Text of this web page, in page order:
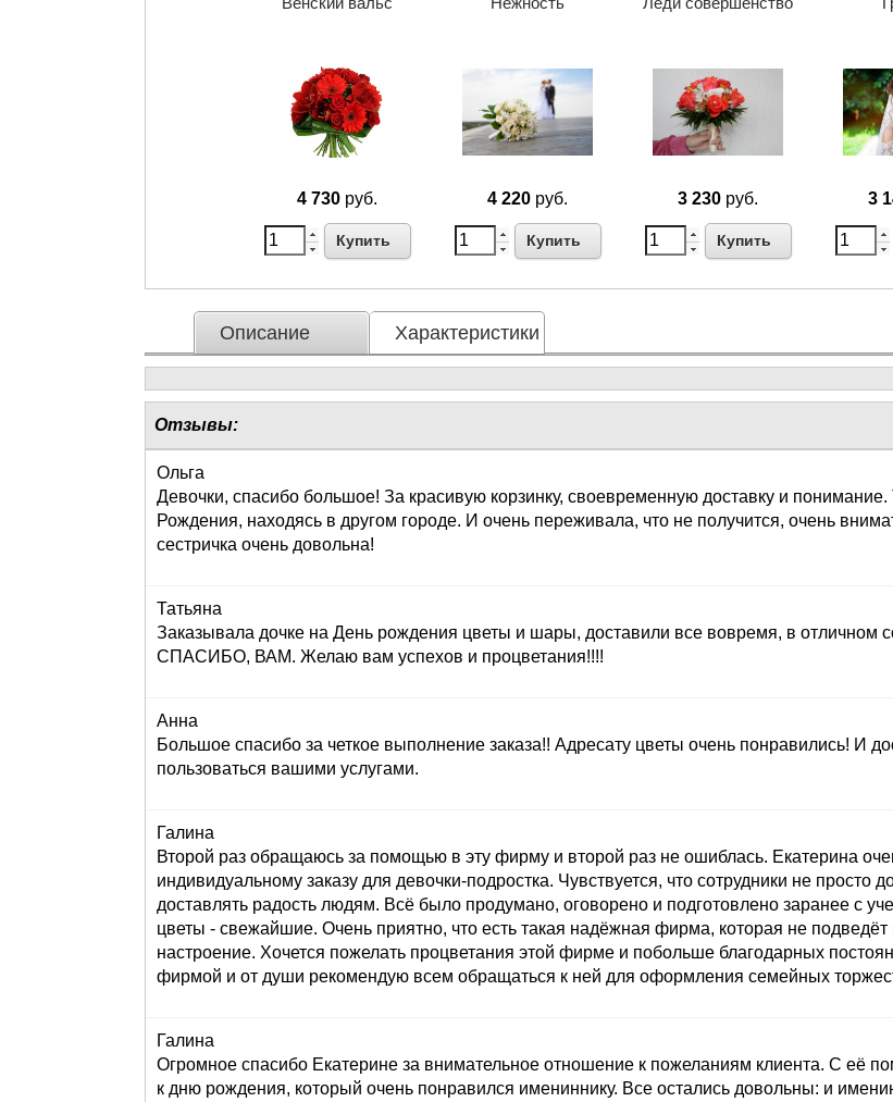
4 730 руб.
Купить
4 220 руб.
Купить
3 230 руб.
Купить
3
Описание Характеристики
Отзывы:
Ольга
Девочки, спасибо большое! За красивую корзинку, своевременную доставку и
Рождения, находясь в другом городе. И очень переживала, что не получится, очень
сестричка очень довольна!
Татьяна
Заказывала дочке на День рождения цветы и шары, доставили все вовремя, в отличном
СПАСИБО, ВАМ. Желаю вам успехов и процветания!!!!
Анна
Большое спасибо за четкое выполнение заказа!! Адресату цветы очень понравились! И
пользоваться вашими услугами.
Галина
Второй раз обращаюсь за помощью в эту фирму и второй раз не ошиблась. Екатерина
индивидуальному заказу для девочки-подростка. Чувствуется, что сотрудники не просто
доставлять радость людям. Всё было продумано, оговорено и подготовлено заранее с
цветы - свежайшие. Очень приятно, что есть такая надёжная фирма, которая не
настроение. Хочется пожелать процветания этой фирме и побольше благодарных
фирмой и от души рекомендую всем обращаться к ней для оформления семейных
Галина
Огромное спасибо Екатерине за внимательное отношение к пожеланиям клиента. С её
к дню рождения, который очень понравился имениннику. Все остались довольны: и